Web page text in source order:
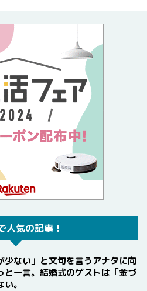
人気の記事！
少ない」と文句を言うアナタに向
と一言。結婚式のゲストは「金づ
。